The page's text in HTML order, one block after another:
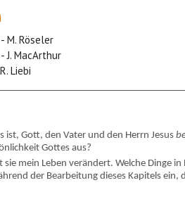
M. Röseler
J. MacArthur
Liebi
ist, Gott, den Vater und den Herrn Jesus
Gottes aus?
mein Leben verändert. Welche Dinge
der Bearbeitung dieses Kapitels